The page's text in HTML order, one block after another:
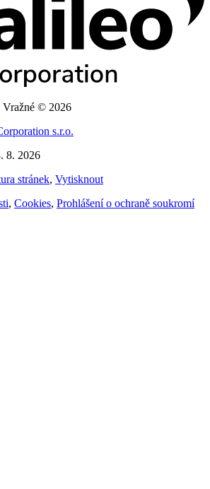
Vražné © 2026
s.r.o.
8. 2026
stránek, Vytisknout
, Cookies, Prohlášení o ochraně soukromí